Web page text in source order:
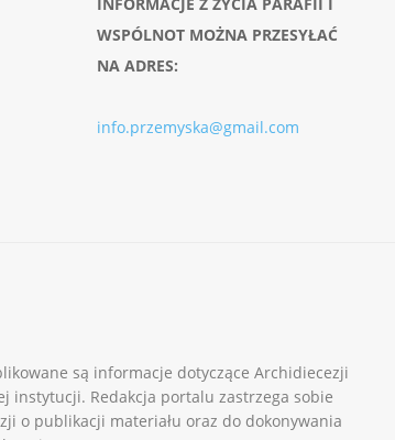
WSPÓLNOT MOŻNA PRZESYŁAĆ
NA ADRES:
info.przemyska@gmail.com
są informacje dotyczące Archidiecezji
instytucji. Redakcja portalu zastrzega sobie
o publikacji materiału oraz do dokonywania